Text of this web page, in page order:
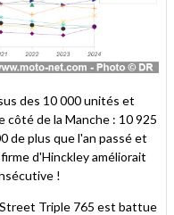
des 10 000 unités et
côté de la Manche : 10 925
de plus que l'an passé et
d'Hinckley améliorait
!
Triple 765 est battue